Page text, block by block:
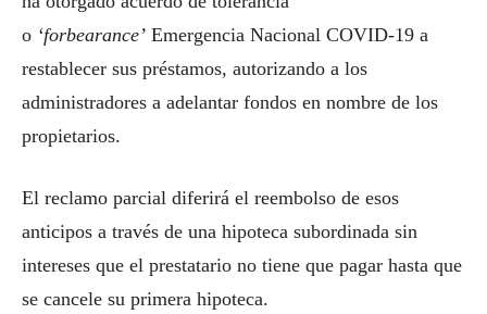
o ‘forbearance’ Emergencia Nacional COVID-19 a
restablecer sus préstamos, autorizando a los
administradores a adelantar fondos en nombre de los
propietarios.
El reclamo parcial diferirá el reembolso de esos
anticipos a través de una hipoteca subordinada sin
intereses que el prestatario no tiene que pagar hasta que
se cancele su primera hipoteca.